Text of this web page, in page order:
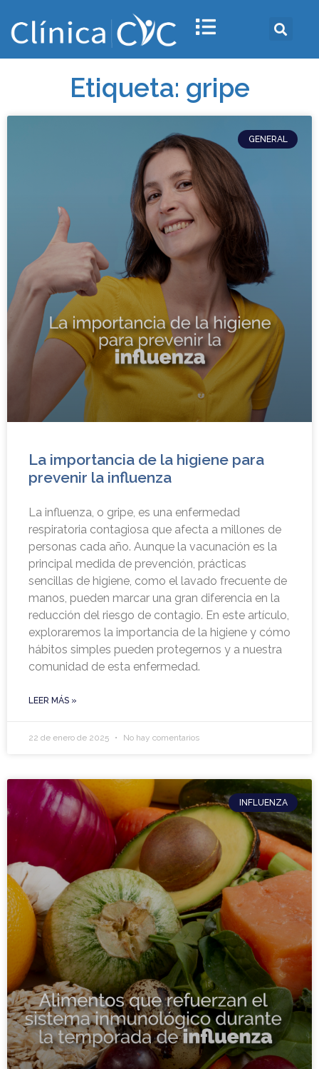
Etiqueta: gripe
GENERAL
La importancia de la higiene para
prevenir la influenza
La influenza, o gripe, es una enfermedad
respiratoria contagiosa que afecta a millones de
personas cada año. Aunque la vacunación es la
principal medida de prevención, prácticas
sencillas de higiene, como el lavado frecuente de
manos, pueden marcar una gran diferencia en la
reducción del riesgo de contagio. En este artículo,
exploraremos la importancia de la higiene y cómo
hábitos simples pueden protegernos y a nuestra
comunidad de esta enfermedad.
LEER MÁS »
22 de enero de 2025 No hay comentarios
INFLUENZA